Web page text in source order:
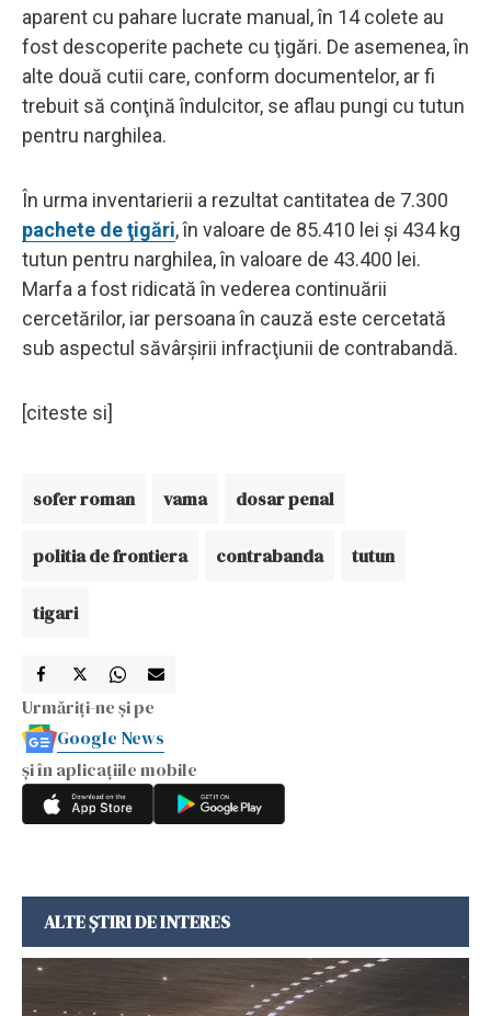
aparent cu pahare lucrate manual, în 14 colete au
fost descoperite pachete cu ţigări. De asemenea, în
alte două cutii care, conform documentelor, ar fi
trebuit să conţină îndulcitor, se aflau pungi cu tutun
pentru narghilea.
În urma inventarierii a rezultat cantitatea de 7.300
pachete de ţigări, în valoare de 85.410 lei şi 434 kg
tutun pentru narghilea, în valoare de 43.400 lei.
Marfa a fost ridicată în vederea continuării
cercetărilor, iar persoana în cauză este cercetată
sub aspectul săvârşirii infracţiunii de contrabandă.
[citeste si]
sofer roman vama dosar penal
politia de frontiera contrabanda tutun
tigari
Urmăriți-ne și pe
Google News
și în aplicațiile mobile
ALTE ȘTIRI DE INTERES